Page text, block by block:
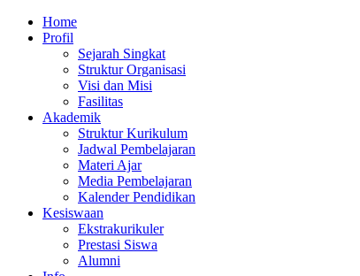
Home
Profil
Sejarah Singkat
Struktur Organisasi
Visi dan Misi
Fasilitas
Akademik
Struktur Kurikulum
Jadwal Pembelajaran
Materi Ajar
Media Pembelajaran
Kalender Pendidikan
Kesiswaan
Ekstrakurikuler
Prestasi Siswa
Alumni